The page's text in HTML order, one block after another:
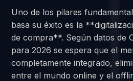
Uno de los pilares
basa su éxito es la
de compra**. Según datos de
para 2026 se espera que el
completamente integrado,
entre el mundo online y el